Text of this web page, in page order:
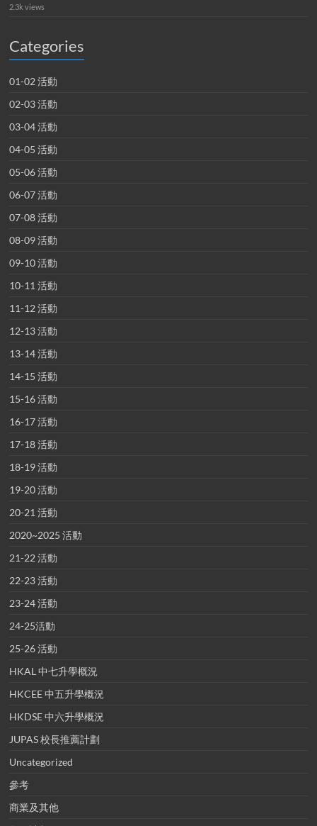
2.3k views
Categories
01-02 活動
02-03 活動
03-04 活動
04-05 活動
05-06 活動
06-07 活動
07-08 活動
08-09 活動
09-10 活動
10-11 活動
11-12 活動
12-13 活動
13-14 活動
14-15 活動
15-16 活動
16-17 活動
17-18 活動
18-19 活動
19-20 活動
20-21 活動
2020~2025 活動
21-22 活動
22-23 活動
23-24 活動
24-25活動
25-26 活動
HKAL 中七升學概況
HKCEE 中五升學概況
HKDSE 中六升學概況
JUPAS 校長推薦計劃
Uncategorized
參考
商業及其他